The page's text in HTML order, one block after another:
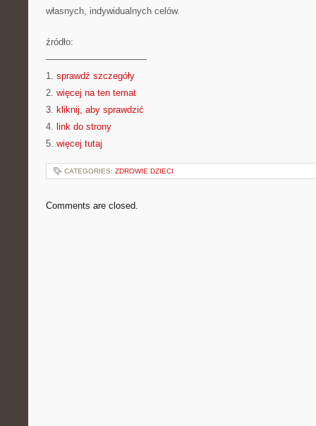
własnych, indywidualnych celów.
źródło:
———————————
1. sprawdź szczegóły
2. więcej na ten temat
3. kliknij, aby sprawdzić
4. link do strony
5. więcej tutaj
CATEGORIES: ZDROWIE DZIECI
Comments are closed.